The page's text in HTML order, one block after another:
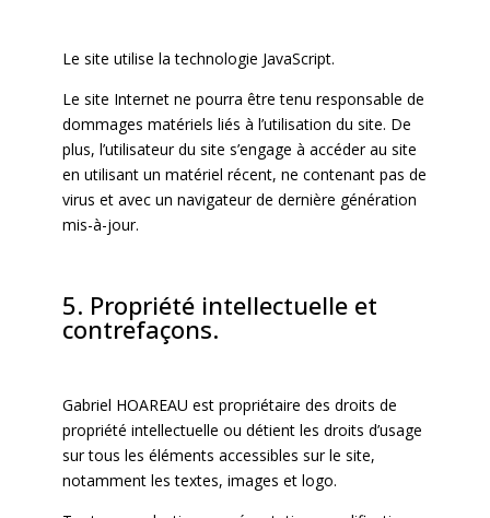
Le site utilise la technologie JavaScript.
Le site Internet ne pourra être tenu responsable de
dommages matériels liés à l’utilisation du site. De
plus, l’utilisateur du site s’engage à accéder au site
en utilisant un matériel récent, ne contenant pas de
virus et avec un navigateur de dernière génération
mis-à-jour.
5. Propriété intellectuelle et
contrefaçons.
Gabriel HOAREAU est propriétaire des droits de
propriété intellectuelle ou détient les droits d’usage
sur tous les éléments accessibles sur le site,
notamment les textes, images et logo.